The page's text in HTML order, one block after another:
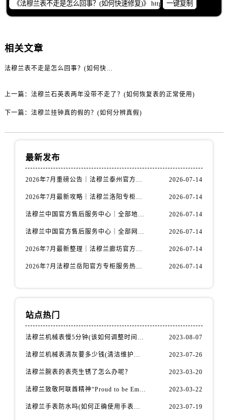
辽宁省沈阳市沈河区中街路83号亨得利名表维修授权店1楼法穆兰售后服务中心（需提前预约）
一键复制
相关文章
法穆兰表不走是怎么回事？(如何快速修复)
上一篇： 法穆兰石英表两年没带不走了？(如何恢复表的正常使用)
下一篇： 法穆兰挂钟真的假的？(如何分辨真假)
最新发布
2026年7月重磅公告｜法穆兰泰州官方专柜服务热线攻略，权威信息一表清 2026-07-14
2026年7月最新攻略｜法穆兰洛阳专柜官方客服电话与门店信息一网打尽 2026-07-14
法穆兰中国官方售后服务中心｜全部地址与售后服务电话权威信息通知（2026年7月最新） 2026-07-14
法穆兰中国官方售后服务中心｜全部网点地址与热线权威信息通告（2026年7月最新） 2026-07-14
2026年7月最新整理｜法穆兰廊坊官方专柜名录及客户服务电话，一篇看懂！ 2026-07-14
2026年7月法穆兰岳阳官方专柜服务热线公告｜附客户服务联系最新指南 2026-07-14
站点热门
法穆兰机械表慢5分钟(该如何调整时间准确性) 2023-08-07
法穆兰机械表清灰要多少钱(清洁维护费用详解) 2023-07-26
法穆兰腕表的表壳生锈了怎么办呢？ 2023-03-20
法穆兰致敬阿联酋精神“Proud to be Emirati”系列限量腕表 2023-03-22
法穆兰手表防水吗(如何正确使用手表防水功能) 2023-07-19